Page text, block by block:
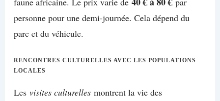
personne pour une demi-journée. Cela dépend du
parc et du véhicule.
RENCONTRES CULTURELLES AVEC LES POPULATIONS
LOCALES
Les visites culturellesmontrent la vie des